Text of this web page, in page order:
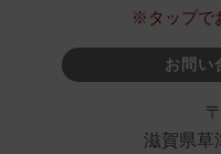
※タップで
お問い
滋賀県草